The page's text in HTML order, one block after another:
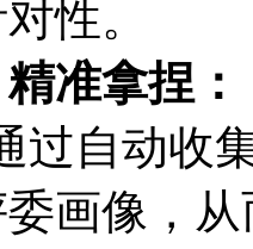
性。
准拿捏：
过自动收
画像，